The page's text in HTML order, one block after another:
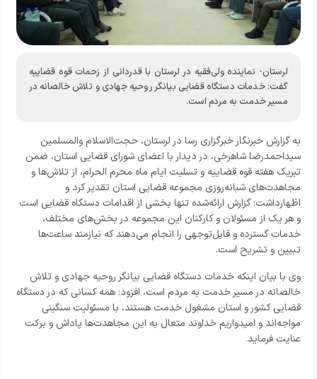
لرستان- نماینده ولی‌فقیه در لرستان با قدردانی از زحمات قوه قضاییه
گفت: خدمات دستگاه قضایی بیانگر روحیه جهادی و تلاش خالصانه در
مسیر خدمت به مردم است.
به گزارش خبرنگار خبرگزاری رسا در لرستان، حجت‌الاسلام والمسلمین
سیداحمدرضا شاهرخی، در دیدار با اعضای شورای قضایی استان، ضمن
تبریک هفته قوه قضاییه و تسلیت ایام ماه محرم الحرام، از تلاش‌ها و
مجاهدت‌های شبانه‌روزی مجموعه قضایی استان تقدیر کرد و
اظهارداشت: گزارش ارائه‌شده تنها بخشی از اقدامات دستگاه قضایی است
و هر یک از مسئولان و کارکنان این مجموعه در بخش‌های مختلف،
خدمات گسترده و قابل‌توجهی را انجام می‌دهند که نیازمند ساعت‌ها
تبیین و تشریح است.
وی با بیان اینکه خدمات دستگاه قضایی بیانگر روحیه جهادی و تلاش
خالصانه در مسیر خدمت به مردم است، افزود: همه کسانی که در دستگاه
قضایی کشور و استان مشغول خدمت هستند، با مسئولیت سنگینی
مواجه‌اند و امیدواریم خداوند متعال به این مجاهدت‌ها پاداش و برکت
عنایت فرماید.